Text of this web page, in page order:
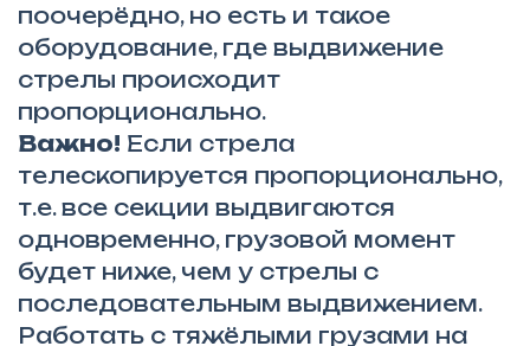
поочерёдно, но есть и такое
оборудование, где выдвижение
стрелы происходит
пропорционально.
Важно! Если стрела
телескопируется пропорционально,
т.е. все секции выдвигаются
одновременно, грузовой момент
будет ниже, чем у стрелы с
последовательным выдвижением.
Работать с тяжёлыми грузами на